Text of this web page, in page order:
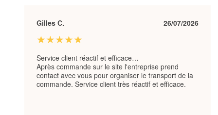
Gilles C. 26/07/2026
★★★★★
Service client réactif et efficace…
Après commande sur le site l'entreprise prend
contact avec vous pour organiser le transport de la
commande. Service client très réactif et efficace.